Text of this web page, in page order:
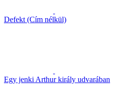
Defekt (Cím nélkül)
Egy jenki Arthur király udvarában